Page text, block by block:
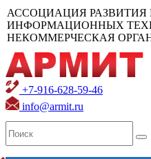
АССОЦИАЦИЯ
ИНФОРМАЦИОННЫХ
НЕКОММЕРЧЕСКАЯ
+7-916-628-59-46
info@armit.ru